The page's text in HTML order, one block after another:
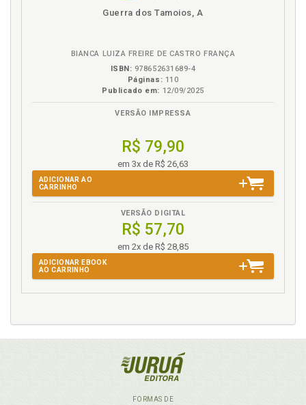
disponível
da
Guerra dos Tamoios, A
BIANCA LUIZA FREIRE DE CASTRO FRANÇA
ISBN: 978652631689-4
Páginas: 110
Publicado em: 12/09/2025
VERSÃO IMPRESSA
R$ 79,90
em 3x de R$ 26,63
ADICIONAR AO
CARRINHO
VERSÃO DIGITAL
R$ 57,70
em 2x de R$ 28,85
ADICIONAR EBOOK
AO CARRINHO
FORMAS DE